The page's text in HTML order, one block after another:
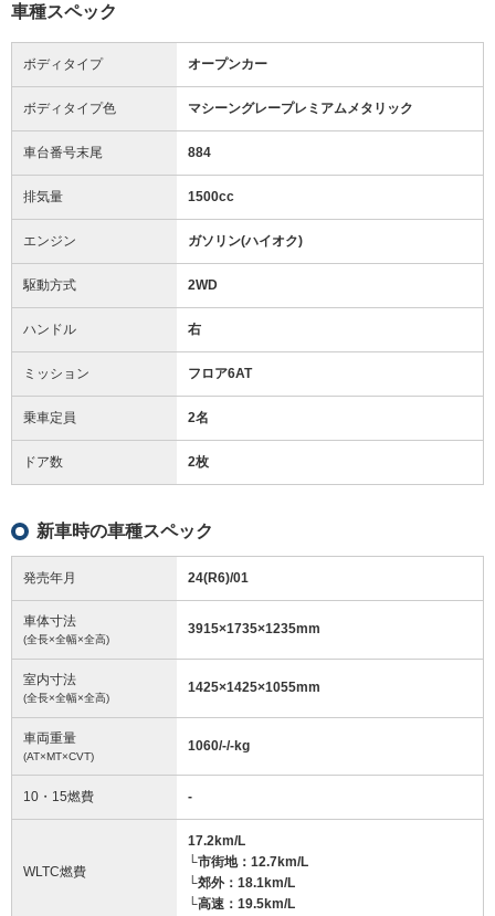
車種スペック
ボディタイプ オープンカー
ボディタイプ色 マシーングレープレミアムメタリック
車台番号末尾 884
排気量 1500cc
エンジン ガソリン(ハイオク)
駆動方式 2WD
ハンドル 右
ミッション フロア6AT
乗車定員 2名
ドア数 2枚
新車時の車種スペック
発売年月 24(R6)/01
車体寸法
(全長×全幅×全高)
3915×1735×1235mm
室内寸法
(全長×全幅×全高)
1425×1425×1055mm
車両重量
(AT×MT×CVT)
1060/-/-kg
10・15燃費 -
WLTC燃費
17.2km/L
└市街地：12.7km/L
└郊外：18.1km/L
└高速：19.5km/L